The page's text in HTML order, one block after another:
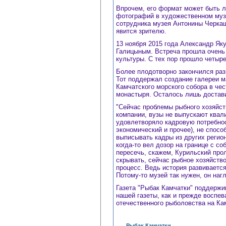
Впрочем, его формат может быть
фотографий в художественном
сотрудника музея Антонины
явится зрителю.
13 ноября 2015 года Александр
Галицыным. Встреча прошла
культуры. С тех пор прошло
Более плодотворно закончился
Тот поддержал создание галереи
Камчатского морского собора в
монастыря. Осталось лишь
"Сейчас проблемы рыбного
компании, вузы не выпускают
удовлетворяло кадровую
экономический и прочее), не
выписывать кадры из других
когда-то вел дозор на границе с
пересечь, скажем, Курильский
скрывать, сейчас рыбное
процесс. Ведь история
Потому-то музей так нужен, он
Газета "Рыбак Камчатки"
нашей газеты, как и прежде
отечественного рыболовства на